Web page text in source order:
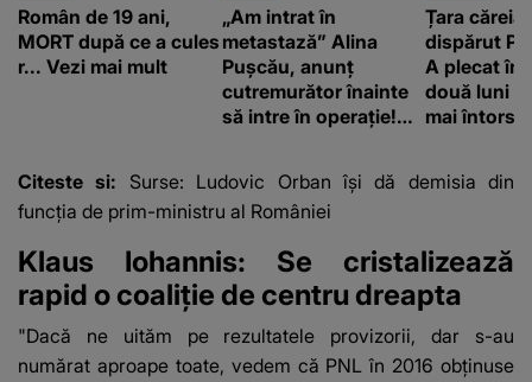
Român de 19 ani,
MORT după ce a cules
r... Vezi mai mult
„Am intrat în
metastază” Alina
Pușcău, anunț
cutremurător înainte
să intre în operație!
fanilor
Țara căreia
dispărut
A plecat în
două luni
mai întors
Citeste si: Surse: Ludovic Orban îşi dă demisia din
funcţia de prim-ministru al României
Klaus Iohannis: Se cristalizează
rapid o coaliție de centru dreapta
"Dacă ne uităm pe rezultatele provizorii, dar s-au
numărat aproape toate, vedem că PNL în 2016 obținuse